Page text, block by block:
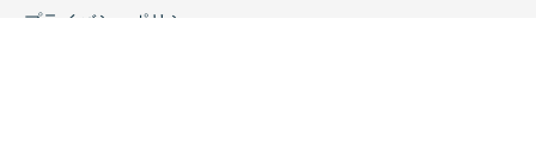
プライバシーポリシー